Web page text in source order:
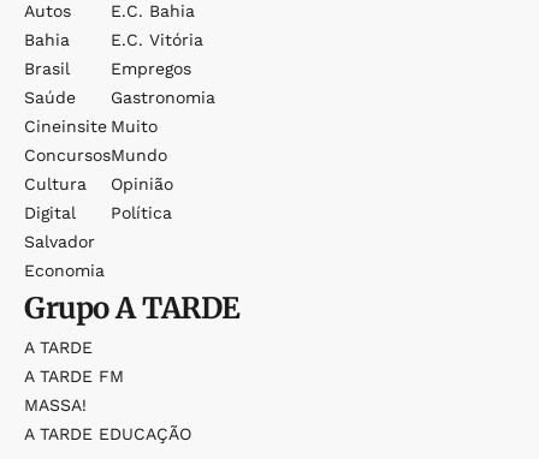
Autos
Bahia
Brasil
Saúde
Cineinsite
Concursos
Cultura
Digital
Salvador
Economia
E.c. Bahia
E.c. Vitória
Empregos
Gastronomia
Muito
Mundo
Opinião
Política
GrupoA TARDE
A TARDE
A TARDE FM
MASSA!
A TARDE EDUCAÇÃO